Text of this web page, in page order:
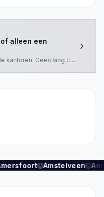
alleen een
kantoren. Geen lang contract
Amstelveen